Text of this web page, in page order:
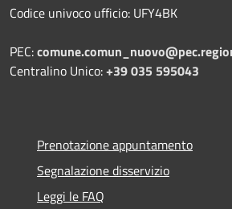
Codice univoco ufficio: UFY4BK
PEC:
Centralino Unico:+39 035 595043
Prenotazione appuntamento
Segnalazione disservizio
Leggi le FAQ